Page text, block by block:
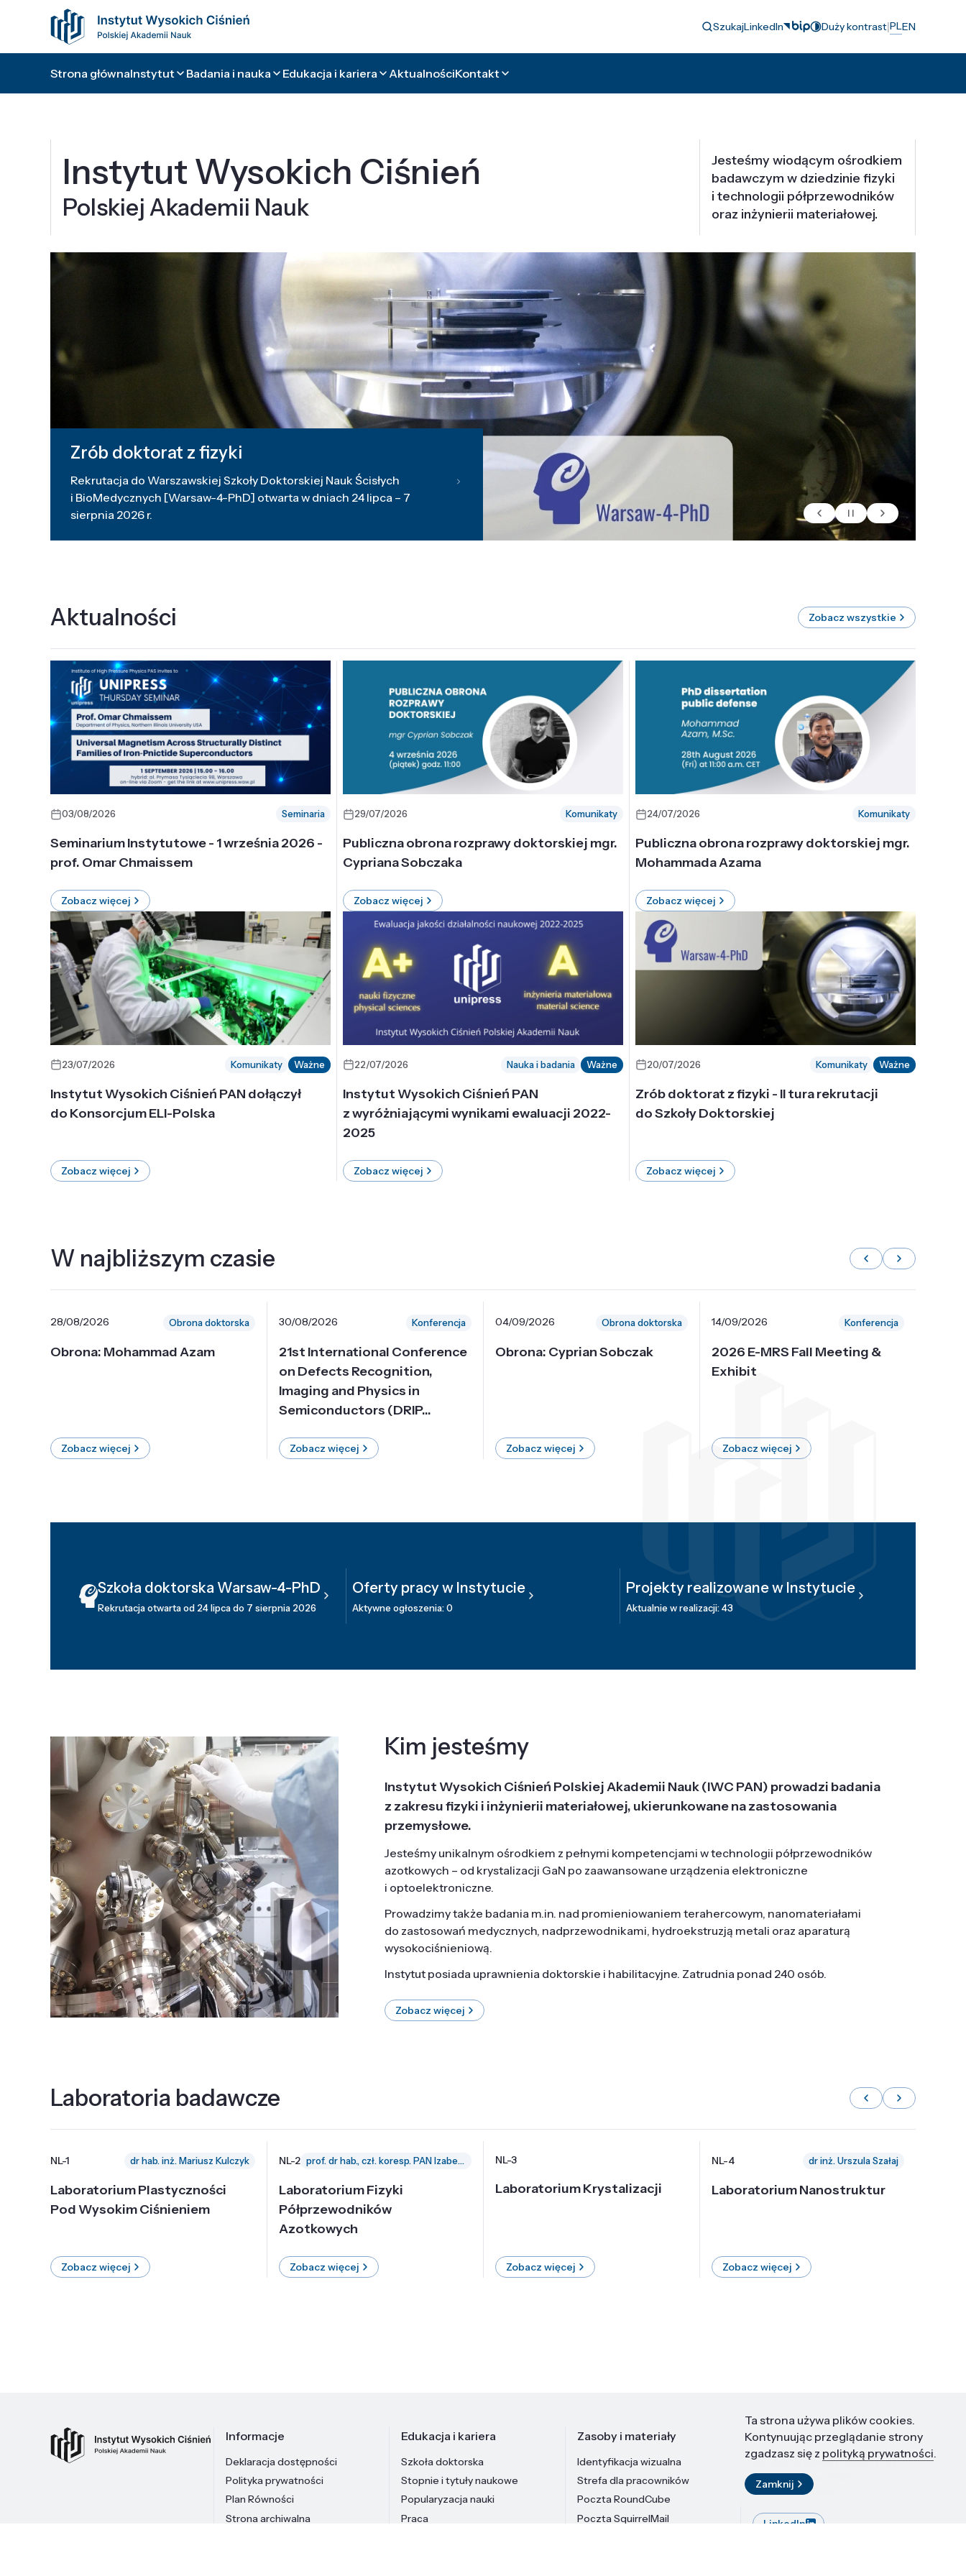
SzukajLinkedIn Duży kontrast|PLEN
Strona głównaInstytut Badania i nauka Edukacja i kariera AktualnościKontakt
Instytut Wysokich Ciśnień
Polskiej Akademii Nauk
Jesteśmy wiodącym ośrodkiem
badawczym w dziedzinie fizyki
i technologii półprzewodników
oraz inżynierii materiałowej.
Zrób doktorat z fizyki
Rekrutacja do Warszawskiej Szkoły Doktorskiej Nauk Ścisłych
i BioMedycznych [Warsaw-4-PhD] otwarta w dniach 24 lipca – 7
sierpnia 2026 r.
Aktualności Zobacz wszystkie
03/08/2026 Seminaria
Seminarium Instytutowe - 1 września 2026 -
prof. Omar Chmaissem
Zobacz więcej
29/07/2026 Komunikaty
Publiczna obrona rozprawy doktorskiej mgr.
Cypriana Sobczaka
Zobacz więcej
24/07/2026 Komunikaty
Publiczna obrona rozprawy doktorskiej mgr.
Mohammada Azama
Zobacz więcej
23/07/2026 Komunikaty Ważne
Instytut Wysokich Ciśnień PAN dołączył
do Konsorcjum ELI-Polska
Zobacz więcej
22/07/2026 Nauka i badania Ważne
Instytut Wysokich Ciśnień PAN
z wyróżniającymi wynikami ewaluacji 2022-
2025
Zobacz więcej
20/07/2026 Komunikaty Ważne
Zrób doktorat z fizyki - II tura rekrutacji
do Szkoły Doktorskiej
Zobacz więcej
W najbliższym czasie
28/08/2026 Obrona doktorska
Obrona: Mohammad Azam
Zobacz więcej
30/08/2026 Konferencja
21st International Conference
on Defects Recognition,
Imaging and Physics in
Semiconductors (DRIP...
Zobacz więcej
04/09/2026 Obrona doktorska
Obrona: Cyprian Sobczak
Zobacz więcej
14/09/2026 Konferencja
2026 E-MRS Fall Meeting &
Exhibit
Zobacz więcej
Szkoła doktorska Warsaw-4-PhD
Rekrutacja otwarta od 24 lipca do 7 sierpnia 2026
Oferty pracy w Instytucie
Aktywne ogłoszenia: 0
Projekty realizowane w Instytucie
Aktualnie w realizacji: 43
Kim jesteśmy
Instytut Wysokich Ciśnień Polskiej Akademii Nauk (IWC PAN) prowadzi badania
z zakresu fizyki i inżynierii materiałowej, ukierunkowane na zastosowania
przemysłowe.
Jesteśmy unikalnym ośrodkiem z pełnymi kompetencjami w technologii półprzewodników
azotkowych – od krystalizacji GaN po zaawansowane urządzenia elektroniczne
i optoelektroniczne.
Prowadzimy także badania m.in. nad promieniowaniem terahercowym, nanomateriałami
do zastosowań medycznych, nadprzewodnikami, hydroekstruzją metali oraz aparaturą
wysokociśnieniową.
Instytut posiada uprawnienia doktorskie i habilitacyjne. Zatrudnia ponad 240 osób.
Zobacz więcej
Laboratoria badawcze
NL-1 dr hab. inż. Mariusz Kulczyk
Laboratorium Plastyczności
Pod Wysokim Ciśnieniem
Zobacz więcej
NL-2 prof. dr hab., czł. koresp. PAN Izabella Grzegory
Laboratorium Fizyki
Półprzewodników
Azotkowych
Zobacz więcej
NL-3
Laboratorium Krystalizacji
Zobacz więcej
NL-4 dr inż. Urszula Szałaj
Laboratorium Nanostruktur
Zobacz więcej
Informacje
Deklaracja dostępności
Polityka prywatności
Plan Równości
Strona archiwalna
Edukacja i kariera
Szkoła doktorska
Stopnie i tytuły naukowe
Popularyzacja nauki
Praca
Zasoby i materiały
Identyfikacja wizualna
Strefa dla pracowników
Poczta RoundCube
Poczta SquirrelMail
Kontakt
Instytut Wysokich Ciśnień PAN
ul. Sokołowska 29/37
01-142 Warszawa
LinkedIn
Ta strona używa plików cookies.
Kontynuując przeglądanie strony
zgadzasz się z polityką prywatności.
Zamknij